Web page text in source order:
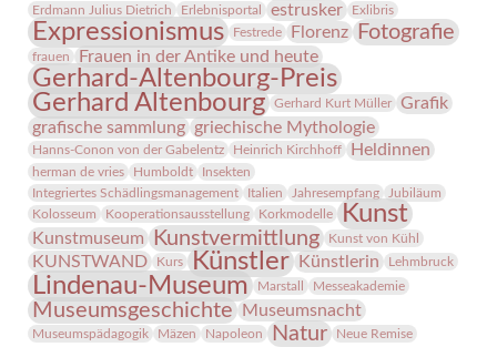
Erdmann Julius Dietrich
Erlebnisportal estrusker Exlibris
Expressionismus Festrede Florenz Fotografie
frauen Frauen in der Antike und heute
Gerhard-Altenbourg-Preis
Gerhard Altenbourg
Gerhard Kurt Müller
Grafik
grafische sammlung griechische Mythologie
Hanns-Conon von der Gabelentz Heinrich Kirchhoff Heldinnen
herman de vries Humboldt
Insekten
Integriertes Schädlingsmanagement
Italien Jahresempfang
Jubiläum
Kolosseum
Kooperationsausstellung Korkmodelle Kunst
Kunstmuseum Kunstvermittlung Kunst von Kühl
KUNSTWAND Kurs Künstler Künstlerin Lehmbruck
Lindenau-Museum Marstall Messeakademie
Museumsgeschichte Museumsnacht
Museumspädagogik Mäzen Napoleon Natur
Neue Remise